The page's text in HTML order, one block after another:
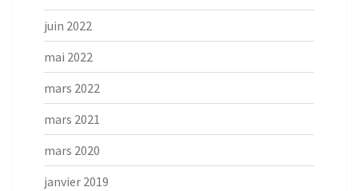
juin 2022
mai 2022
mars 2022
mars 2021
mars 2020
janvier 2019